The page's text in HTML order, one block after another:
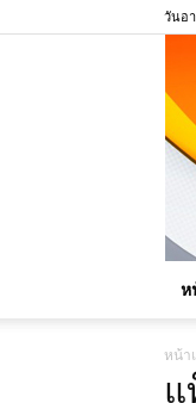
วันอ
ห
หน้า
แ